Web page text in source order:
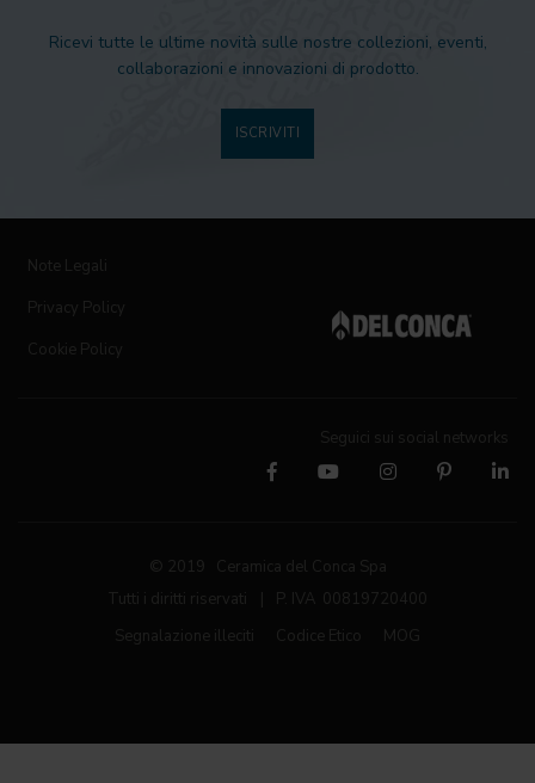
Ricevi tutte le ultime novità sulle nostre collezioni, eventi,
collaborazioni e innovazioni di prodotto.
ISCRIVITI
Note Legali
Privacy Policy
Cookie Policy
Seguici sui social networks
© 2019 Ceramica del Conca Spa
Tutti i diritti riservati
P. IVA 00819720400
Segnalazione illeciti
Codice Etico MOG